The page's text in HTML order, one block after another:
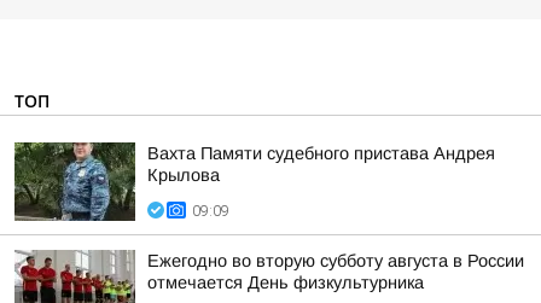
ТОП
Вахта Памяти судебного пристава Андрея
Крылова
09:09
Ежегодно во вторую субботу августа в России
отмечается День физкультурника